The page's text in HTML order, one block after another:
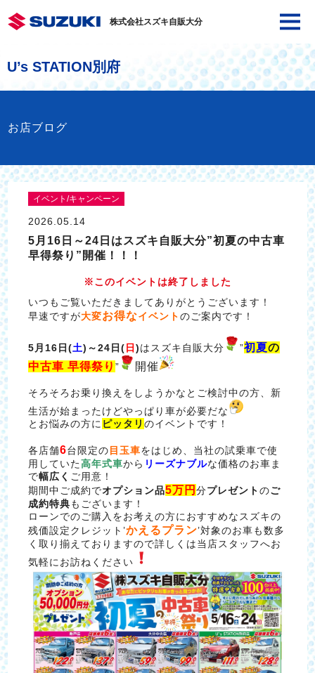
株式会社スズキ自販大分
U’s STATION別府
お店ブログ
イベント/キャンペーン
2026.05.14
5月16日～24日はスズキ自販大分”初夏の中古車
早得祭り”開催！！！
※このイベントは終了しました
いつもご覧いただきましてありがとうございます！
早速ですが大変お得なイベントのご案内です！
5月16日(土)～24日( 日 )はスズキ自販大分 ”初夏の
中古車 早得祭り ” 開催
そろそろお乗り換えをしようかなとご検討中の方、新
生活が始まったけどやっぱり車が必要だな
とお悩みの方に ピッタリ のイベントです！
各店舗6台限定の 目玉車をはじめ、当社の試乗車で使
用していた高年式車から リーズナブルな価格のお車ま
で幅広く ご用意！
期間中ご成約でオプション品5万円 分プレゼントのご
成約特典もございます！
ローンでのご購入をお考えの方におすすめなスズキの
残価設定クレジット’かえるプラン’対象のお車も数多
く取り揃えておりますので詳しくは当店スタッフへお
気軽にお訪ねください